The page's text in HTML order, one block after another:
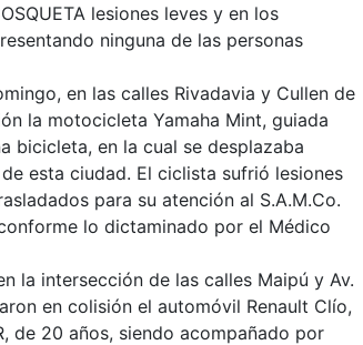
lesiones leves y en los
ninguna de las personas
en las calles Rivadavia y Cullen de
la motocicleta Yamaha Mint, guiada
bicicleta, en la cual se desplazaba
de esta ciudad. El ciclista sufrió lesiones
para su atención al S.A.M.Co.
lo dictaminado por el Médico
la intersección de las calles Maipú y Av.
en colisión el automóvil Renault Clío,
de 20 años, siendo acompañado por